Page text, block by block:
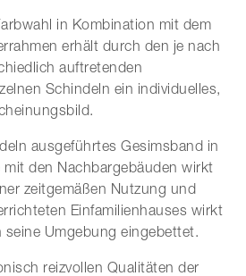
in Kombination mit dem
erhält durch den je nach
auftretenden
Schindeln ein individuelles,
ausgeführtes Gesimsband in
den Nachbargebäuden wirkt
zeitgemäßen Nutzung und
Einfamilienhauses wirkt
Umgebung eingebettet.
reizvollen Qualitäten der